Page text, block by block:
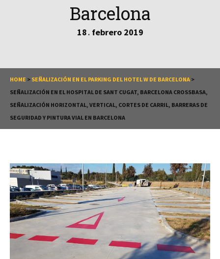
Barcelona
18 . febrero 2019
HOME > SEÑALIZACIÓN EN EL PARKING DEL HOTEL W DE BARCELONA >
SEÑALIZACIÓN EN EL HOSPITAL DE SANT CUGAT, BARCELONA CROSSBASA,
SEÑALIZACIÓN HORIZONTAL, VERTICAL, CORTES DE CARRIL, BARRERAS DE
SEGURIDAD Y PINTURA VIAL EN BARCELONA